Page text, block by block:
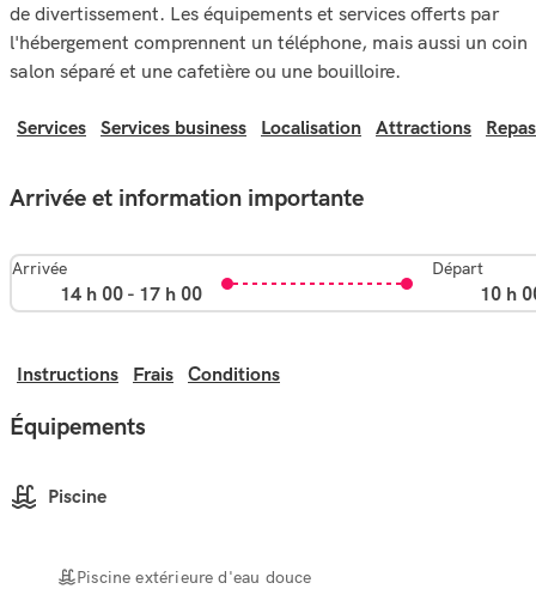
de divertissement. Les équipements et services offerts par
l'hébergement comprennent un téléphone, mais aussi un coin
salon séparé et une cafetière ou une bouilloire.
Services Services business Localisation Attractions Repas
Arrivée et information importante
Arrivée
14 h 00 - 17 h 00
Départ
10 h
Instructions Frais Conditions
Équipements
Piscine
Piscine extérieure d'eau douce